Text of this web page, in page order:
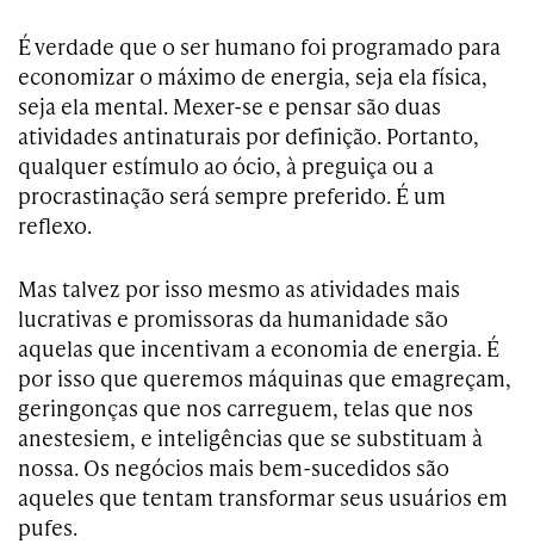
É verdade que o ser humano foi programado para
economizar o máximo de energia, seja ela física,
seja ela mental. Mexer-se e pensar são duas
atividades antinaturais por definição. Portanto,
qualquer estímulo ao ócio, à preguiça ou a
procrastinação será sempre preferido. É um
reflexo.
Mas talvez por isso mesmo as atividades mais
lucrativas e promissoras da humanidade são
aquelas que incentivam a economia de energia. É
por isso que queremos máquinas que emagreçam,
geringonças que nos carreguem, telas que nos
anestesiem, e inteligências que se substituam à
nossa. Os negócios mais bem-sucedidos são
aqueles que tentam transformar seus usuários em
pufes.